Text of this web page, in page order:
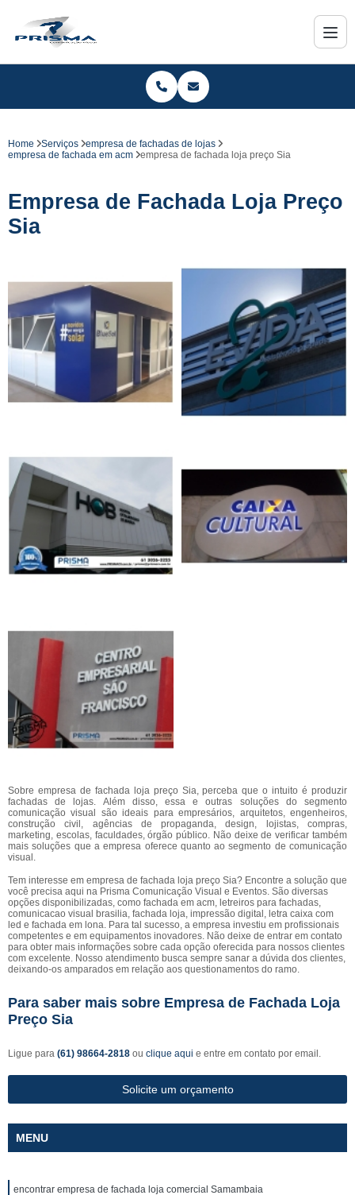
Home Serviços
empresa de fachadas de lojas
empresa de fachada em acm
empresa de fachada loja preço Sia
Empresa de Fachada Loja Preço
Sia
Sobre empresa de fachada loja preço Sia, perceba que o intuito é produzir
fachadas de lojas. Além disso, essa e outras soluções do segmento
comunicação visual são ideais para empresários, arquitetos, engenheiros,
construção civil, agências de propaganda, design, lojistas, compras,
marketing, escolas, faculdades, órgão público. Não deixe de verificar também
mais soluções que a empresa oferece quanto ao segmento de comunicação
visual.
Tem interesse em empresa de fachada loja preço Sia? Encontre a solução que
você precisa aqui na Prisma Comunicação Visual e Eventos. São diversas
opções disponibilizadas, como fachada em acm, letreiros para fachadas,
comunicacao visual brasilia, fachada loja, impressão digital, letra caixa com
led e fachada em lona. Para tal sucesso, a empresa investiu em profissionais
competentes e em equipamentos inovadores. Não deixe de entrar em contato
para obter mais informações sobre cada opção oferecida para nossos clientes
com excelente. Nosso atendimento busca sempre sanar a dúvida dos clientes,
deixando-os amparados em relação aos questionamentos do ramo.
Para saber mais sobre Empresa de Fachada Loja
Preço Sia
Ligue para (61) 98664-2818 ou clique aqui e entre em contato por email.
Solicite um orçamento
MENU
encontrar empresa de fachada loja comercial Samambaia